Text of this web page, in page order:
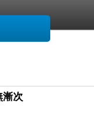
漸次